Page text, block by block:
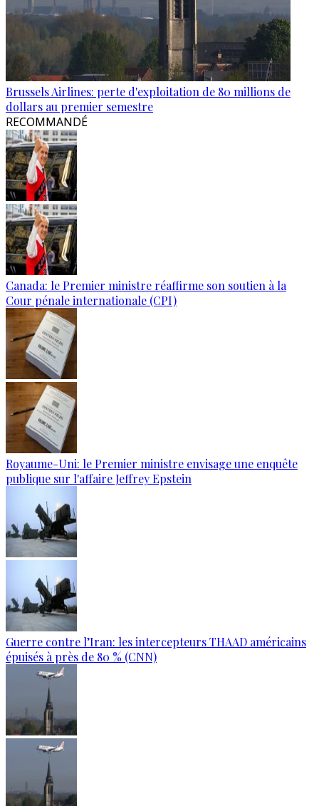
Brussels Airlines: perte d'exploitation de 80 millions de
dollars au premier semestre
RECOMMANDÉ
Canada: le Premier ministre réaffirme son soutien à la
Cour pénale internationale (CPI)
Royaume-Uni: le Premier ministre envisage une enquête
publique sur l'affaire Jeffrey Epstein
Guerre contre l’Iran: les intercepteurs THAAD américains
épuisés à près de 80 % (CNN)